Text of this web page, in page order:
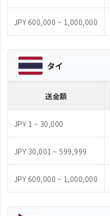
JPY 600,000 ~ 1,000,000
タイ
送金額
JPY 1 ~ 30,000
JPY 30,001 ~ 599,999
JPY 600,000 ~ 1,000,000